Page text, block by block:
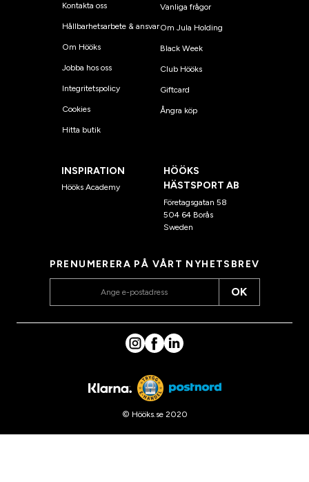
Kontakta oss
Hållbarhetsarbete & ansvar
Om Hööks
Jobba hos oss
Integritetspolicy
Cookies
Hitta butik
Vanliga frågor
Om Jula Holding
Black Week
Club Hööks
Giftcard
Ångra köp
INSPIRATION
Hööks Academy
HÖÖKS
HÄSTSPORT AB
Företagsgatan 58
504 64 Borås
Sweden
PRENUMERERA PÅ VÅRT NYHETSBREV
OK
© Hööks.se 2020